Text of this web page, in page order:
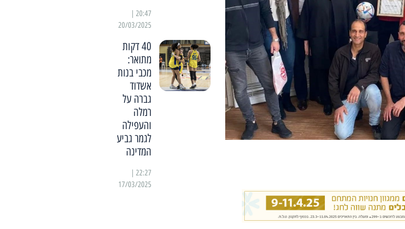
20/03/2025
40 דקות
מתואר:
מכבי בנות
אשדוד
גברה על
רמלה
והעפילה
לגמר גביע
המדינה
17/03/2025